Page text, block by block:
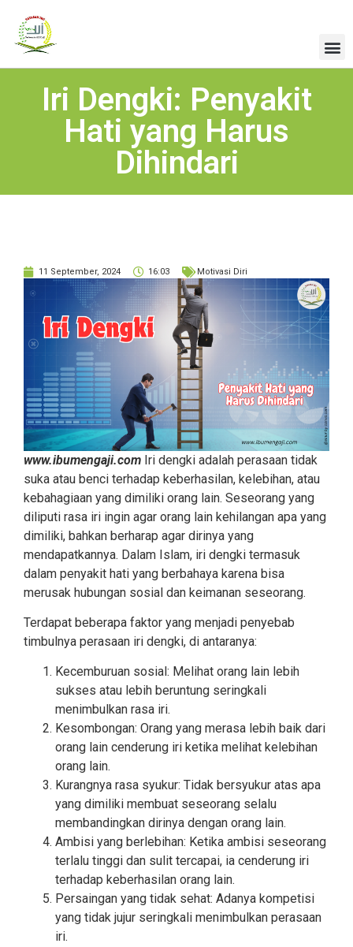
Iri Dengki: Penyakit
Hati yang Harus
Dihindari
11 September, 2024 16:03 Motivasi Diri
www.ibumengaji.com Iri dengki adalah perasaan tidak
suka atau benci terhadap keberhasilan, kelebihan, atau
kebahagiaan yang dimiliki orang lain. Seseorang yang
diliputi rasa iri ingin agar orang lain kehilangan apa yang
dimiliki, bahkan berharap agar dirinya yang
mendapatkannya. Dalam Islam, iri dengki termasuk
dalam penyakit hati yang berbahaya karena bisa
merusak hubungan sosial dan keimanan seseorang.
Terdapat beberapa faktor yang menjadi penyebab
timbulnya perasaan iri dengki, di antaranya:
Kecemburuan sosial: Melihat orang lain lebih
sukses atau lebih beruntung seringkali
menimbulkan rasa iri.
Kesombongan: Orang yang merasa lebih baik dari
orang lain cenderung iri ketika melihat kelebihan
orang lain.
Kurangnya rasa syukur: Tidak bersyukur atas apa
yang dimiliki membuat seseorang selalu
membandingkan dirinya dengan orang lain.
Ambisi yang berlebihan: Ketika ambisi seseorang
terlalu tinggi dan sulit tercapai, ia cenderung iri
terhadap keberhasilan orang lain.
Persaingan yang tidak sehat: Adanya kompetisi
yang tidak jujur seringkali menimbulkan perasaan
iri.